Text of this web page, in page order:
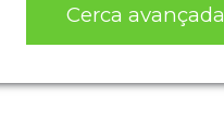
Cerca avançada